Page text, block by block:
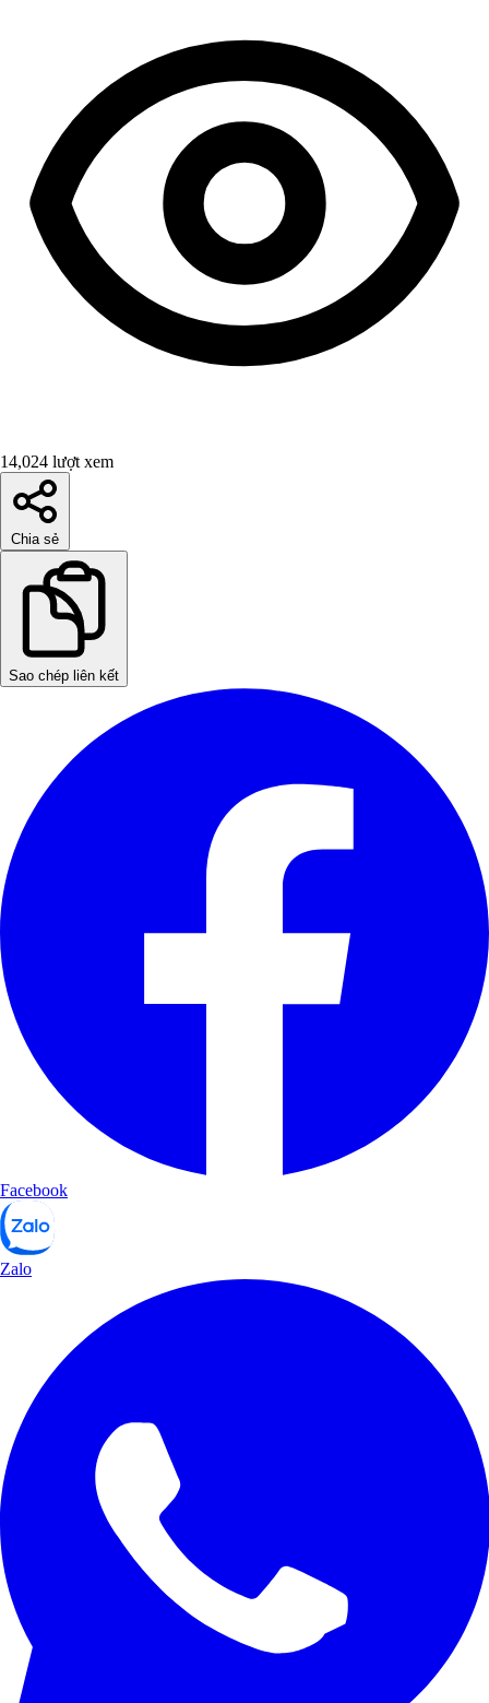
14,024 lượt xem
Chia sẻ
Sao chép liên kết
Facebook
Zalo